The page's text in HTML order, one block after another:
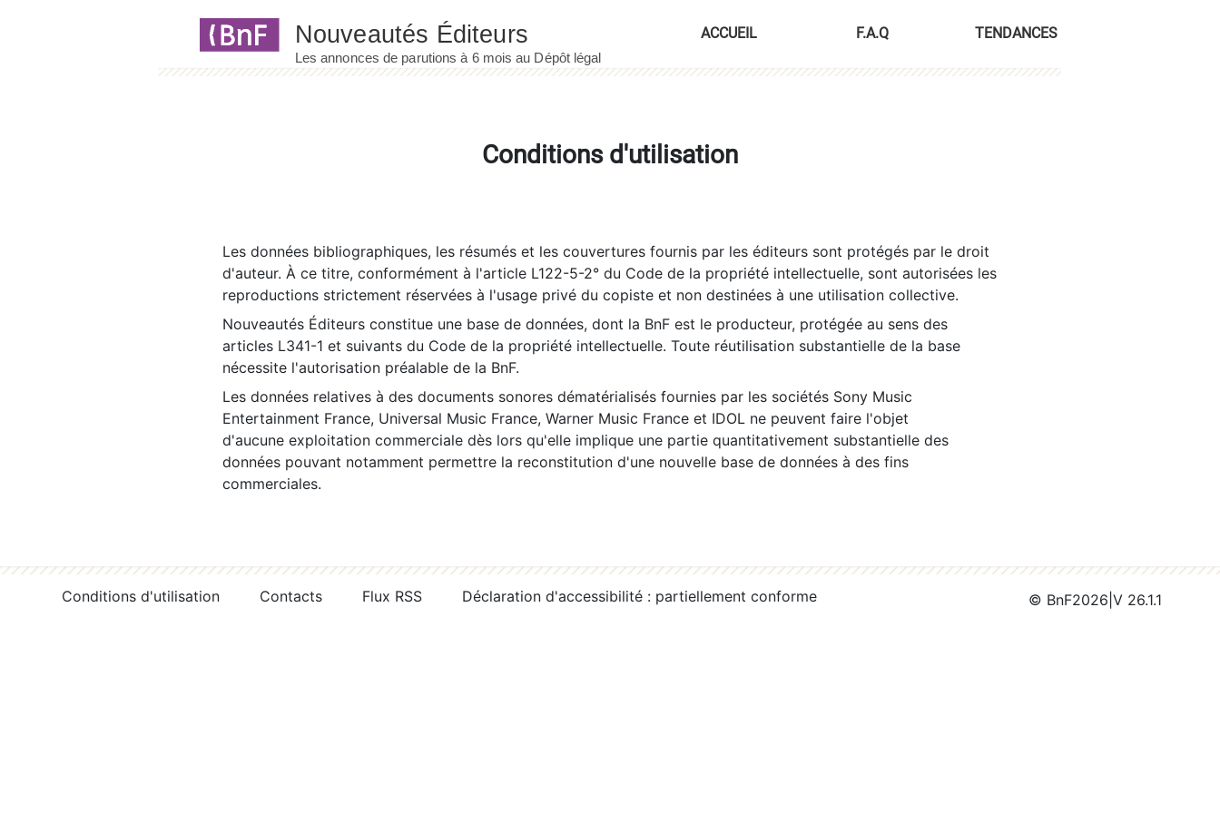
ACCUEIL F.A.Q TENDANCES
Conditions d'utilisation
Les données bibliographiques, les résumés et les couvertures fournis par les éditeurs sont protégés par le droit
d'auteur. À ce titre, conformément à l'article L122-5-2° du Code de la propriété intellectuelle, sont autorisées les
reproductions strictement réservées à l'usage privé du copiste et non destinées à une utilisation collective.
Nouveautés Éditeurs constitue une base de données, dont la BnF est le producteur, protégée au sens des
articles L341-1 et suivants du Code de la propriété intellectuelle. Toute réutilisation substantielle de la base
nécessite l'autorisation préalable de la BnF.
Les données relatives à des documents sonores dématérialisés fournies par les sociétés Sony Music
Entertainment France, Universal Music France, Warner Music France et IDOL ne peuvent faire l'objet
d'aucune exploitation commerciale dès lors qu'elle implique une partie quantitativement substantielle des
données pouvant notamment permettre la reconstitution d'une nouvelle base de données à des fins
commerciales.
Conditions d'utilisation Contacts Flux RSS Déclaration d'accessibilité : partiellement conforme © BnF2026 V 26.1.1